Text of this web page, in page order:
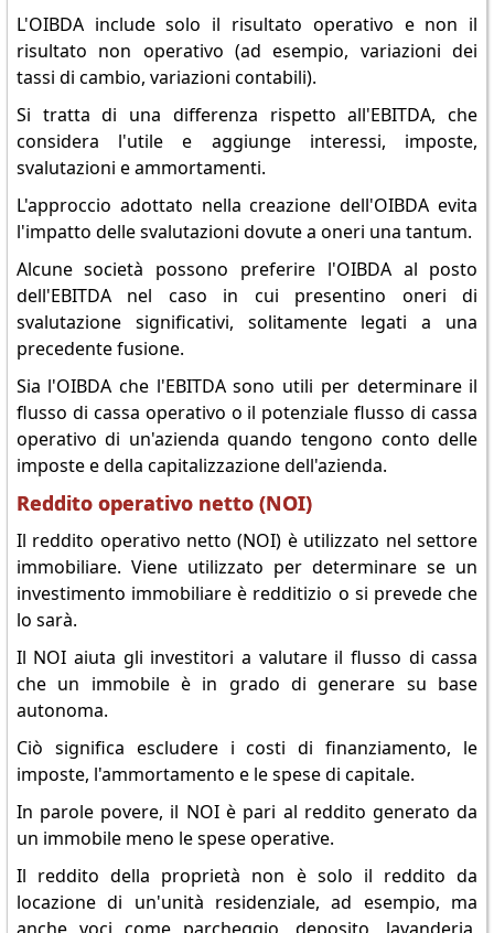
L'OIBDA include solo il risultato operativo e non il
risultato non operativo (ad esempio, variazioni dei
tassi di cambio, variazioni contabili).
Si tratta di una differenza rispetto all'EBITDA, che
considera l'utile e aggiunge interessi, imposte,
svalutazioni e ammortamenti.
L'approccio adottato nella creazione dell'OIBDA evita
l'impatto delle svalutazioni dovute a oneri una tantum.
Alcune società possono preferire l'OIBDA al posto
dell'EBITDA nel caso in cui presentino oneri di
svalutazione significativi, solitamente legati a una
precedente fusione.
Sia l'OIBDA che l'EBITDA sono utili per determinare il
flusso di cassa operativo o il potenziale flusso di cassa
operativo di un'azienda quando tengono conto delle
imposte e della capitalizzazione dell'azienda.
Reddito operativo netto (NOI)
Il reddito operativo netto (NOI) è utilizzato nel settore
immobiliare. Viene utilizzato per determinare se un
investimento immobiliare è redditizio o si prevede che
lo sarà.
Il NOI aiuta gli investitori a valutare il flusso di cassa
che un immobile è in grado di generare su base
autonoma.
Ciò significa escludere i costi di finanziamento, le
imposte, l'ammortamento e le spese di capitale.
In parole povere, il NOI è pari al reddito generato da
un immobile meno le spese operative.
Il reddito della proprietà non è solo il reddito da
locazione di un'unità residenziale, ad esempio, ma